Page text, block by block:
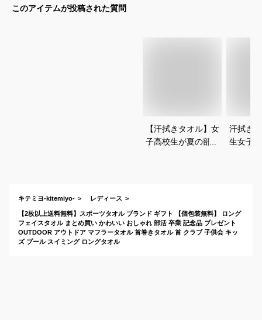
このアイテムが投稿された質問
【汗拭きタオル】女
子高校生が夏の部活
汗拭き
生女子
キテミヨ-kitemiyo- レディース
【2枚以上送料無料】スポーツタオル ブランド ギフト 【個包装無料】 ロング
フェイスタオル まとめ買い かわいい おしゃれ 部活 卒業 記念品 プレゼント
OUTDOOR アウトドア マフラータオル 首巻きタオル 首 クラブ 子供会 キッ
ズ プール スイミング ロングタオル